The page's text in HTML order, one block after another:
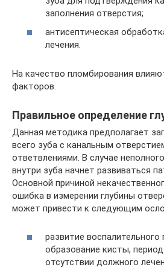
заполнения отверстия;
антисептическая
лечения.
На качество пломбирования
факторов.
Правильное определение
Данная методика предполагает
всего зуба с канальным
ответвлениями. В случае
внутри зуба начнет развиваться
Основной причиной
ошибка в измерении глубины
может привести к следующим
развитие воспалительного
образование кисты,
отсутствии должного